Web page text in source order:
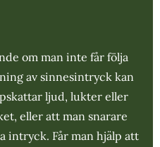
om man inte får följa
av sinnesintryck kan
ljud, lukter eller
eller att man snarare
intryck. Får man hjälp att